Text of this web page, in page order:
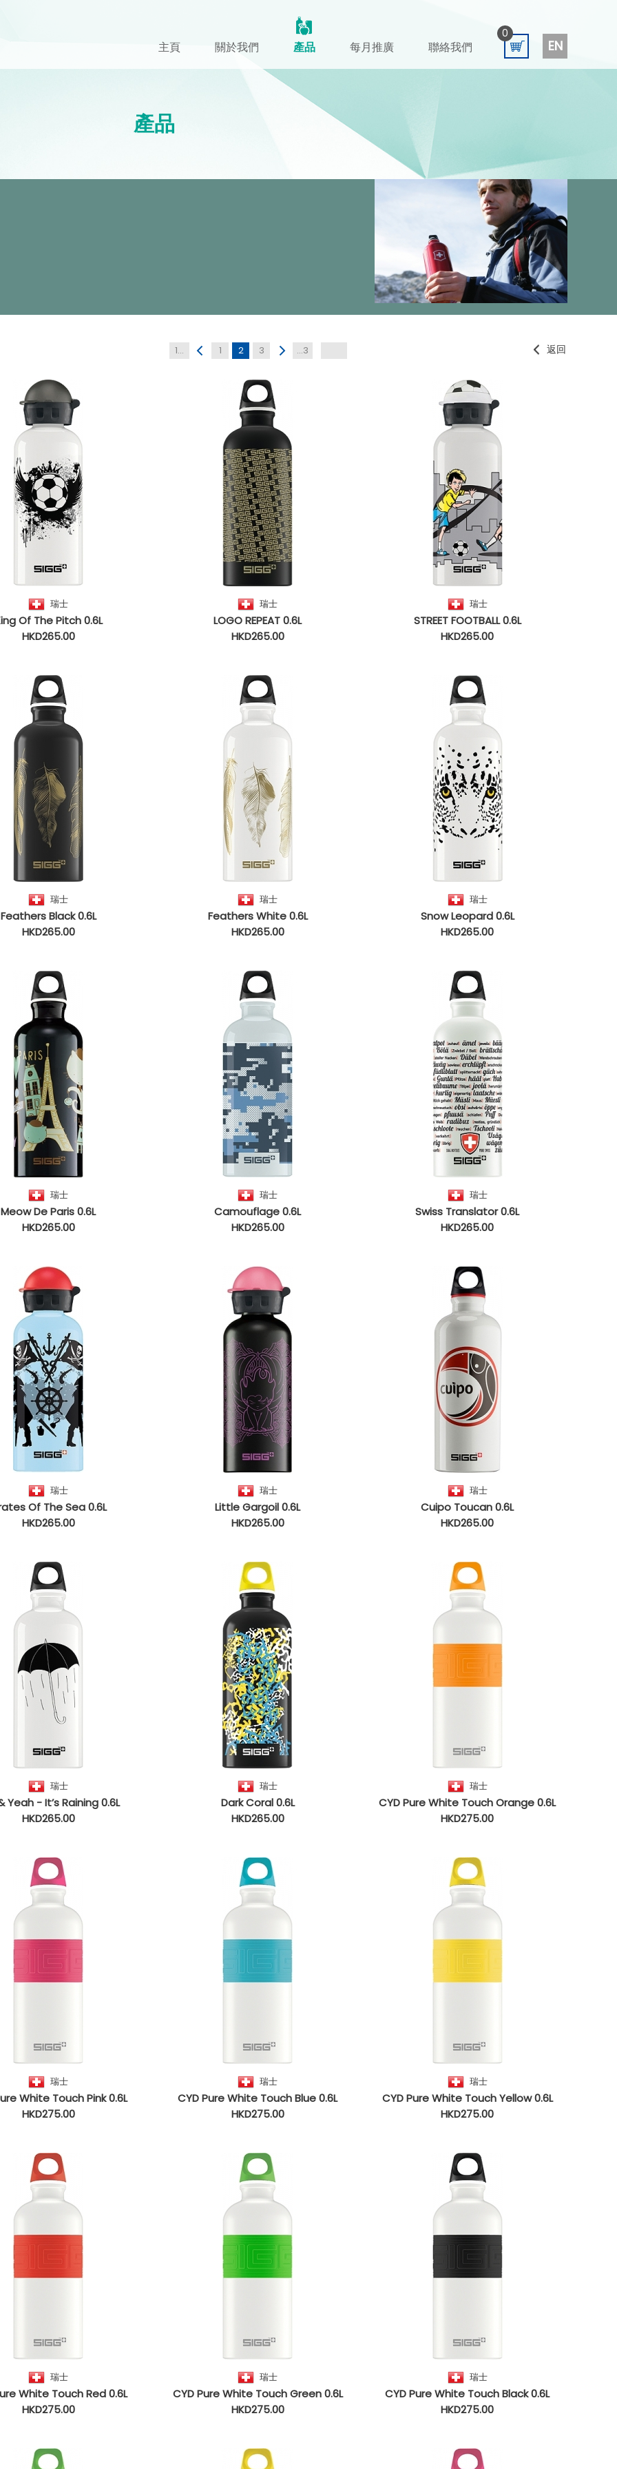
0
EN
主頁 關於我們 產品 每月推廣 聯絡我們
產品
返回
1... 1 2 3 ...3
瑞士
Of The Pitch 0.6L
HKD265.00
瑞士
LOGO REPEAT 0.6L
HKD265.00
瑞士
STREET FOOTBALL 0.6L
HKD265.00
瑞士
Feathers Black 0.6L
HKD265.00
瑞士
Feathers White 0.6L
HKD265.00
瑞士
Snow Leopard 0.6L
HKD265.00
瑞士
Meow De Paris 0.6L
HKD265.00
瑞士
Camouflage 0.6L
HKD265.00
瑞士
Swiss Translator 0.6L
HKD265.00
瑞士
Of The Sea 0.6L
HKD265.00
瑞士
Little Gargoil 0.6L
HKD265.00
瑞士
Cuipo Toucan 0.6L
HKD265.00
瑞士
Yeah - It’s Raining 0.6L
HKD265.00
瑞士
Dark Coral 0.6L
HKD265.00
瑞士
CYD Pure White Touch Orange 0.6L
HKD275.00
瑞士
White Touch Pink 0.6L
HKD275.00
瑞士
CYD Pure White Touch Blue 0.6L
HKD275.00
瑞士
CYD Pure White Touch Yellow 0.6L
HKD275.00
瑞士
White Touch Red 0.6L
HKD275.00
瑞士
CYD Pure White Touch Green 0.6L
HKD275.00
瑞士
CYD Pure White Touch Black 0.6L
HKD275.00